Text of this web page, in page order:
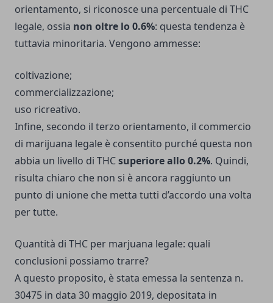
orientamento, si riconosce una percentuale di THC
legale, ossia non oltre lo 0.6%: questa tendenza è
tuttavia minoritaria. Vengono ammesse:
coltivazione;
commercializzazione;
uso ricreativo.
Infine, secondo il terzo orientamento, il commercio
di marijuana legale è consentito purché questa non
abbia un livello di THCsuperiore allo 0.2%. Quindi,
risulta chiaro che non si è ancora raggiunto un
punto di unione che metta tutti d’accordo una volta
per tutte.
Quantità di THC per marjuana legale: quali
conclusioni possiamo trarre?
A questo proposito, è stata emessa la sentenza n.
30475 in data 30 maggio 2019, depositata in